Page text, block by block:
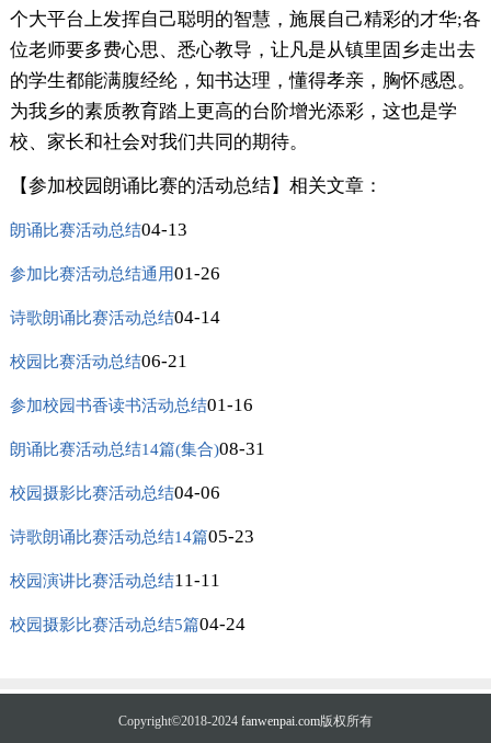
个大平台上发挥自己聪明的智慧，施展自己精彩的才华;各
位老师要多费心思、悉心教导，让凡是从镇里固乡走出去
的学生都能满腹经纶，知书达理，懂得孝亲，胸怀感恩。
为我乡的素质教育踏上更高的台阶增光添彩，这也是学
校、家长和社会对我们共同的期待。
【参加校园朗诵比赛的活动总结】相关文章：
朗诵比赛活动总结04-13
参加比赛活动总结通用01-26
诗歌朗诵比赛活动总结04-14
校园比赛活动总结06-21
参加校园书香读书活动总结01-16
朗诵比赛活动总结14篇(集合)08-31
校园摄影比赛活动总结04-06
诗歌朗诵比赛活动总结14篇05-23
校园演讲比赛活动总结11-11
校园摄影比赛活动总结5篇04-24
Copyright©2018-2024 fanwenpai.com版权所有